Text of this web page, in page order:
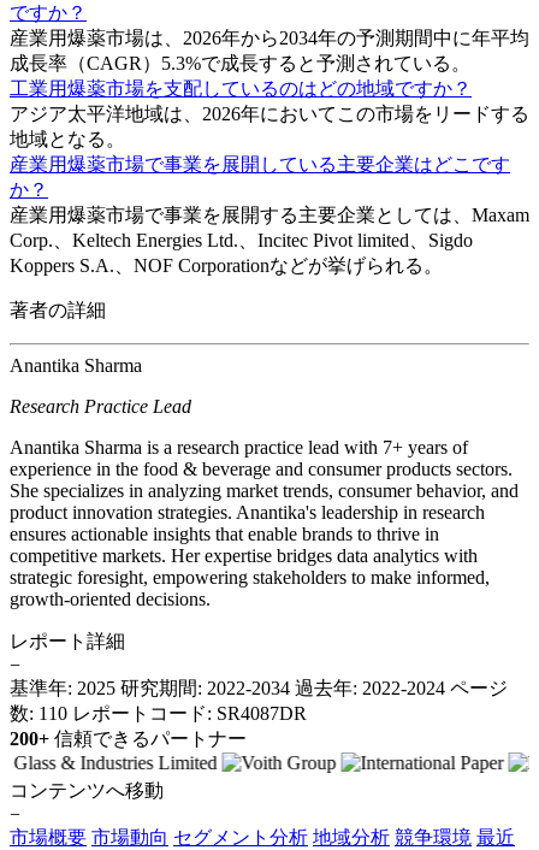
ですか？
産業用爆薬市場は、2026年から2034年の予測期間中に年平均
成長率（CAGR）5.3%で成長すると予測されている。
工業用爆薬市場を支配しているのはどの地域ですか？
アジア太平洋地域は、2026年においてこの市場をリードする
地域となる。
産業用爆薬市場で事業を展開している主要企業はどこです
か？
産業用爆薬市場で事業を展開する主要企業としては、Maxam
Corp.、Keltech Energies Ltd.、Incitec Pivot limited、Sigdo
Koppers S.A.、NOF Corporationなどが挙げられる。
著者の詳細
Anantika Sharma
Research Practice Lead
Anantika Sharma is a research practice lead with 7+ years of
experience in the food & beverage and consumer products sectors.
She specializes in analyzing market trends, consumer behavior, and
product innovation strategies. Anantika's leadership in research
ensures actionable insights that enable brands to thrive in
competitive markets. Her expertise bridges data analytics with
strategic foresight, empowering stakeholders to make informed,
growth-oriented decisions.
レポート詳細
−
基準年: 2025 研究期間: 2022-2034 過去年: 2022-2024 ページ
数: 110 レポートコード: SR4087DR
200+ 信頼できるパートナー
コンテンツへ移動
−
市場概要 市場動向 セグメント分析 地域分析 競争環境 最近